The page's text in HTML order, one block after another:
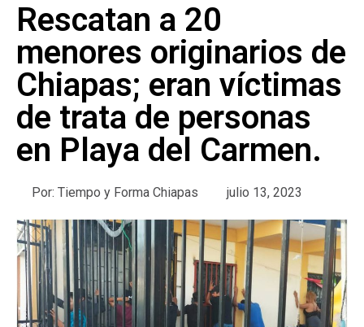
Rescatan a 20
menores originarios de
Chiapas; eran víctimas
de trata de personas
en Playa del Carmen.
Por: Tiempo y Forma Chiapas julio 13, 2023